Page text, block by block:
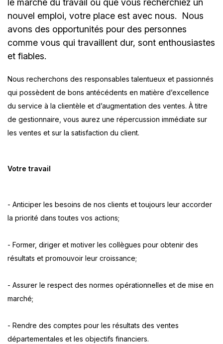
le marché du travail ou que vous recherchiez un
nouvel emploi, votre place est avec nous.
Nous
avons des opportunités pour des personnes
comme vous qui travaillent dur, sont enthousiastes
et fiables.
Nous recherchons des responsables talentueux et passionnés
qui possèdent de bons antécédents en matière d’excellence
du service à la clientèle et d’augmentation des ventes. À titre
de gestionnaire, vous aurez une répercussion immédiate sur
les ventes et sur la satisfaction du client.
Votre travail
- Anticiper les besoins de nos clients et toujours leur accorder
la priorité dans toutes vos actions;
- Former, diriger et motiver les collègues pour obtenir des
résultats et promouvoir leur croissance;
- Assurer le respect des normes opérationnelles et de mise en
marché;
- Rendre des comptes pour les résultats des ventes
départementales et les objectifs financiers.